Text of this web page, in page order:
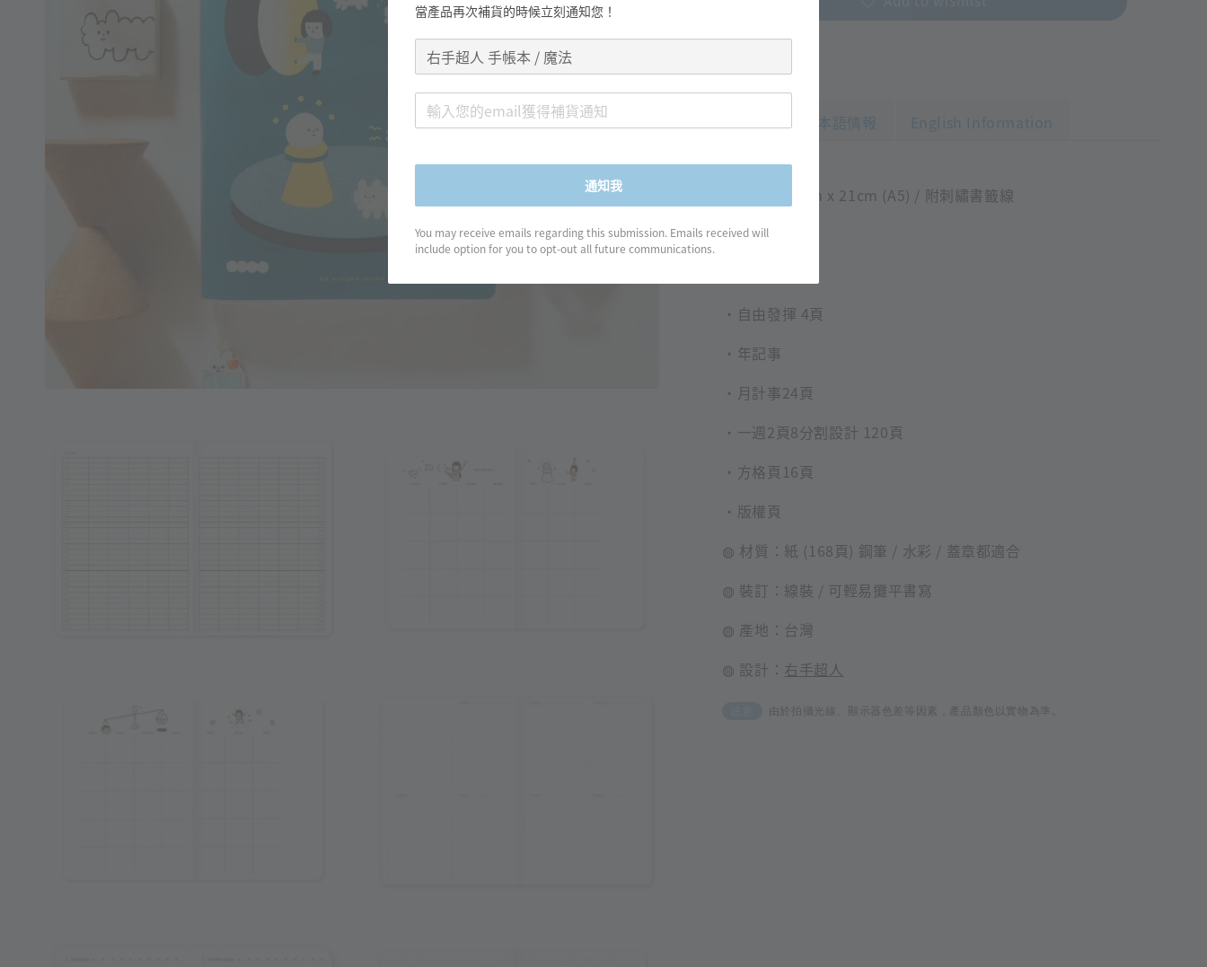
產品資訊 日本語情報 English Information
◍ 規格：15cm x 21cm (A5) / 附刺繡書籤線
◍ 內頁：
・自由發揮 4頁
・年記事
・月計事24頁
・一週2頁8分割設計 120頁
・方格頁16頁
・版權頁
◍ 材質：紙 (168頁) 鋼筆 / 水彩 / 蓋章都適合
◍ 裝訂：線裝 / 可輕易攤平書寫
◍ 產地：台灣
◍ 設計： 右手超人
由於拍攝光線、顯示器色差等因素，產品顏色以實物為準。
當產品再次補貨的時候立刻通知您！
通知我
You may receive emails regarding this submission. Emails received will
include option for you to opt-out all future communications.